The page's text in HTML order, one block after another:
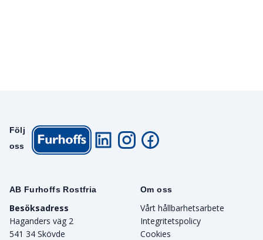
AB Furhoffs Rostfria
Besöksadress
Haganders väg 2
541 34 Skövde
Om oss
Vårt hållbarhetsarbete
Integritetspolicy
Cookies
Följ
oss